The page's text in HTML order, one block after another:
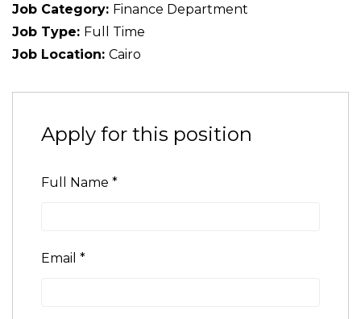
Job Category: Finance Department
Job Type: Full Time
Job Location: Cairo
Apply for this position
Full Name *
Email *